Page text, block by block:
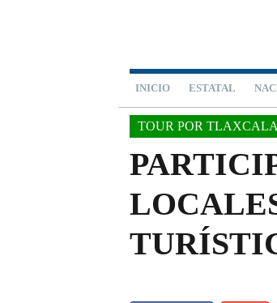
INICIO ESTATAL
TOUR POR TLAXCALA